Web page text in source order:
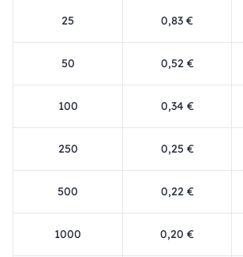
25 0,83 €
50 0,52 €
100 0,34 €
250 0,25 €
500 0,22 €
1000 0,20 €